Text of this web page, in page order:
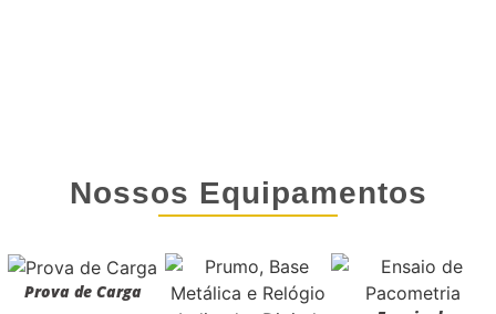
Nossos Equipamentos
Prova de Carga